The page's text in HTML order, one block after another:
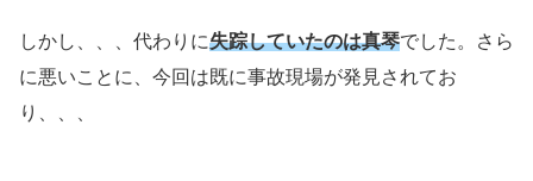
しかし、、、代わりに失踪していたのは真琴でした。さら
に悪いことに、今回は既に事故現場が発見されてお
り、、、